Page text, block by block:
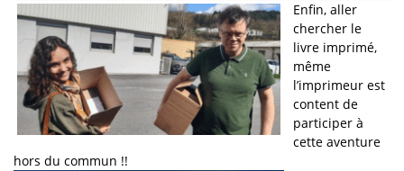
Enfin, aller
chercher le
livre imprimé,
même
l’imprimeur est
content de
participer à
cette aventure
hors du commun !!